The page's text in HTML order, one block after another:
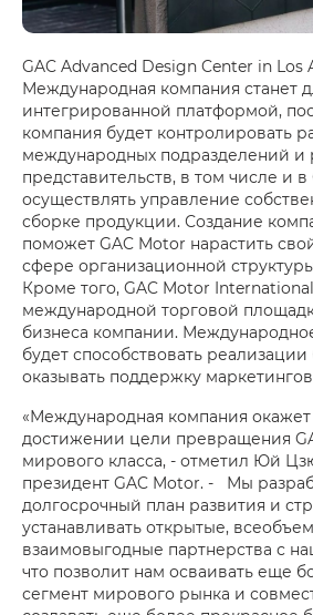
GAC Advanced Design Center in Los
Международная компания станет
интегрированной платформой,
компания будет контролировать
международных подразделений и
представительств, в том числе и
осуществлять управление
сборке продукции. Создание
поможет GAC Motor нарастить
сфере организационной
Кроме того, GAC Motor
международной торговой
бизнеса компании.
будет способствовать
оказывать поддержку
«Международная компания
достижении цели превращения
мирового класса, - отметил Юй
президент GAC Motor. - Мы
долгосрочный план развития и
устанавливать открытые,
взаимовыгодные партнерства с
что позволит нам осваивать еще
сегмент мирового рынка и